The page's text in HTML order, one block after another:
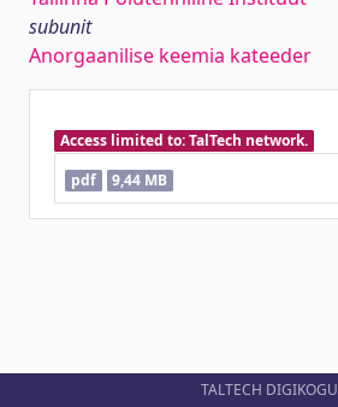
subunit
Anorgaanilise keemia kateeder
Access limited to: TalTech network.
pdf
9,44 MB
TALTECH DIGIKOGU